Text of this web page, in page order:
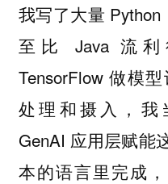
我写了大量
至比 Java 流
TensorFlow 做模
处理和摄入，我
GenAI 应用层赋能
本的语言里完成